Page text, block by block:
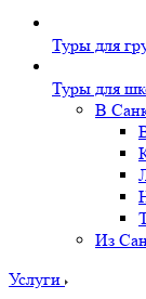
Туры для
Туры для
В
Из
Услуги